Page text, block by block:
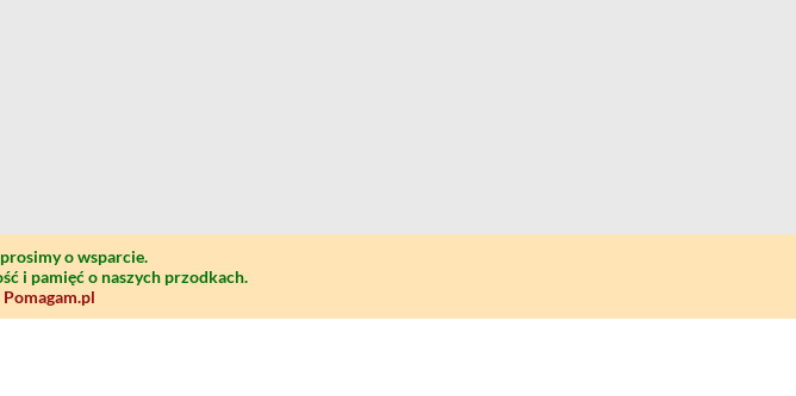
o wsparcie.
i pamięć o naszych przodkach.